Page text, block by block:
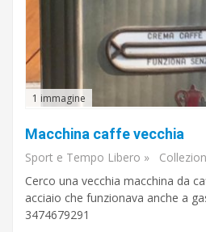
1 immagine
Macchina caffe vecchia
Sport e Tempo Libero »
Cerco una vecchia macchina da
acciaio che funzionava anche a
3474679291